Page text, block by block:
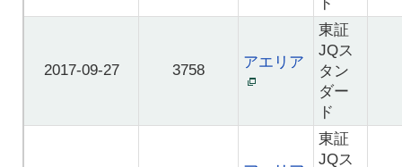
2017-09-27 3758 アエリア
東証
JQス
タン
ダー
ド
東証
JQス